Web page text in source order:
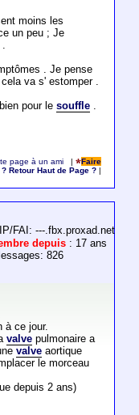
moins les
un peu ; Je
.
. Je pense
va s' estomper .
pour le souffle.
page à un ami |
Faire
? Retour Haut de Page ?
IP/FAI: ---.fbx.proxad.net
depuis : 17 ans
826
à ce jour.
valvepulmonaire a
valveaortique
le morceau
depuis 2 ans)